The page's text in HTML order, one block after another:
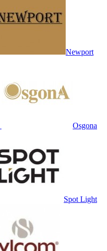
Newport
Osgona
Spot Light